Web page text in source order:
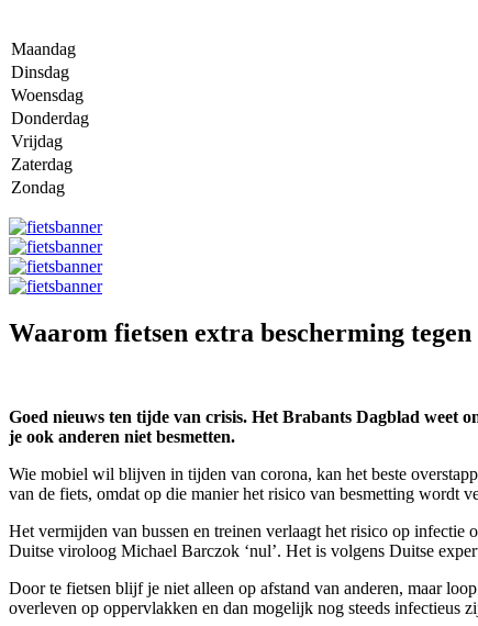
Maandag
Dinsdag
Woensdag
Donderdag
Vrijdag
Zaterdag
Zondag
Waarom fietsen extra bescherming
Goed nieuws ten tijde van crisis. Het Brabants Dagblad weet
je ook anderen niet besmetten.
Wie mobiel wil blijven in tijden van corona, kan het beste
van de fiets, omdat op die manier het risico van besmetting wordt
Het vermijden van bussen en treinen verlaagt het risico op
Duitse viroloog Michael Barczok ‘nul’. Het is volgens Duitse
Door te fietsen blijf je niet alleen op afstand van anderen, maar
overleven op oppervlakken en dan mogelijk nog steeds infectieus